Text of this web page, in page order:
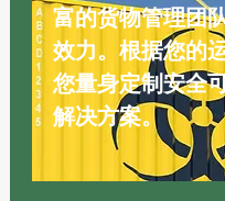
富的货物管理团
效力。根据您的
您量身定制安全
解决方案。